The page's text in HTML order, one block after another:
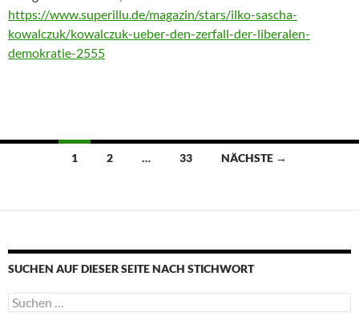
https://www.superillu.de/magazin/stars/ilko-sascha-
kowalczuk/kowalczuk-ueber-den-zerfall-der-liberalen-
demokratie-2555
Beitragsnavigation
1 2 … 33 NÄCHSTE →
SUCHEN AUF DIESER SEITE NACH STICHWORT
Suche
nach: